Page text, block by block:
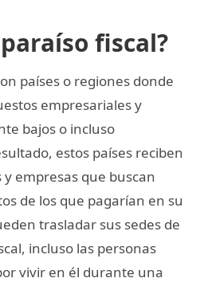
fiscal?
países o regiones donde
empresariales y
bajos o incluso
estos países reciben
empresas que buscan
de los que pagarían en su
trasladar sus sedes de
incluso las personas
vivir en él durante una